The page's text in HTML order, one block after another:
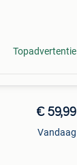
Topadvertentie
€ 59,99
Vandaag